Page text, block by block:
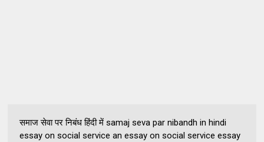
समाज सेवा पर निबंध हिंदी में samaj seva par nibandh in hindi
essay on social service an essay on social service essay